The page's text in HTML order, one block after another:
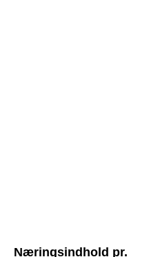
Næringsindhold pr.